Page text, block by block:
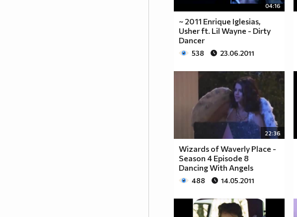
04:16
~ 2011 Enrique Iglesias,
Usher ft. Lil Wayne - Dirty
Dancer
538 23.06.2011
22:36
Wizards of Waverly Place -
Season 4 Episode 8
Dancing With Angels
488 14.05.2011